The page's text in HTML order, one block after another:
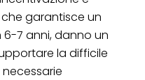
garantisce un
6-7 anni, danno un
la difficile